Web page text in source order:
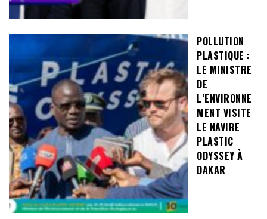
POLLUTION
PLASTIQUE :
LE MINISTRE
DE
L’ENVIRONNE
MENT VISITE
LE NAVIRE
PLASTIC
ODYSSEY À
DAKAR